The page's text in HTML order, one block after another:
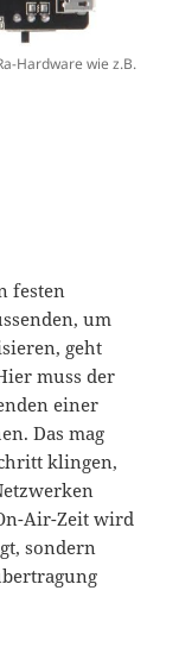
Hardware wie z.B.
festen
um
geht
muss der
einer
Das mag
klingen,
Air-Zeit wird
sondern